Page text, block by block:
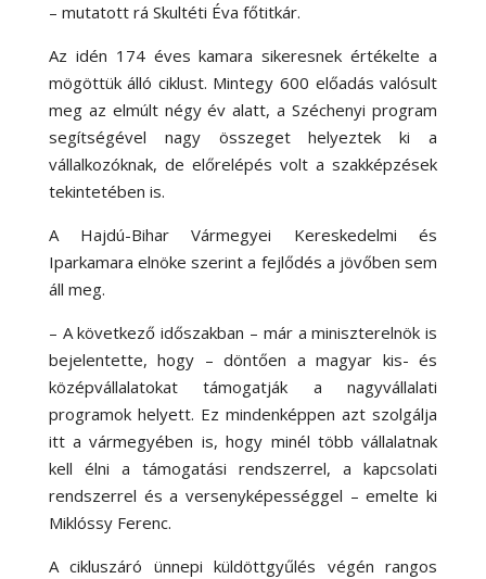
– mutatott rá Skultéti Éva főtitkár.
Az idén 174 éves kamara sikeresnek értékelte a
mögöttük álló ciklust. Mintegy 600 előadás valósult
meg az elmúlt négy év alatt, a Széchenyi program
segítségével nagy összeget helyeztek ki a
vállalkozóknak, de előrelépés volt a szakképzések
tekintetében is.
A Hajdú-Bihar Vármegyei Kereskedelmi és
Iparkamara elnöke szerint a fejlődés a jövőben sem
áll meg.
– A következő időszakban – már a miniszterelnök is
bejelentette, hogy – döntően a magyar kis- és
középvállalatokat támogatják a nagyvállalati
programok helyett. Ez mindenképpen azt szolgálja
itt a vármegyében is, hogy minél több vállalatnak
kell élni a támogatási rendszerrel, a kapcsolati
rendszerrel és a versenyképességgel – emelte ki
Miklóssy Ferenc.
A cikluszáró ünnepi küldöttgyűlés végén rangos